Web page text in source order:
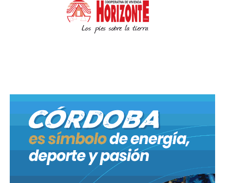
Juárez Celman:Carnerillo 4; General
Deheza 5.
Marcos Juárez:
Punilla:Bialet Massé 1.
Río Cuarto:Adelia María 1; Bulnes 1;
Coronel Baigorria 2; Coronel Moldes 5;
Las Acequias 13; Las Higueras 3; Río
Cuarto 165; Sampacho 2; San Basilio 4.
Villa Santa Rosa 1.